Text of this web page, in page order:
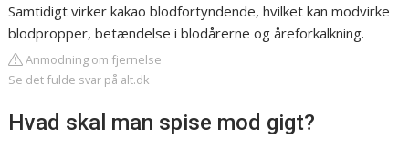
Samtidigt virker kakao blodfortyndende, hvilket kan modvirke
blodpropper, betændelse i blodårerne og åreforkalkning.
Anmodning om fjernelse
Se det fulde svar på alt.dk
Hvad skal man spise mod gigt?